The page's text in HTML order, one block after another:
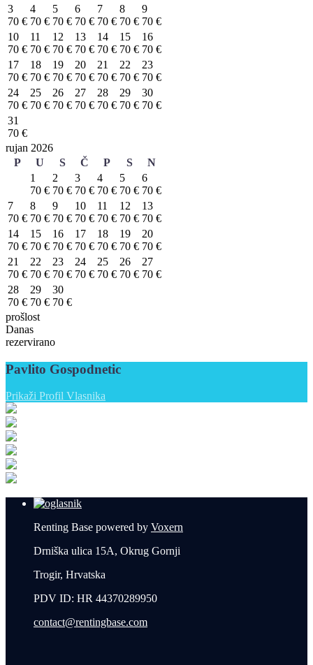
3
70 €
4
70 €
5
70 €
6
70 €
7
70 €
8
70 €
9
70 €
10
70 €
11
70 €
12
70 €
13
70 €
14
70 €
15
70 €
16
70 €
17
70 €
18
70 €
19
70 €
20
70 €
21
70 €
22
70 €
23
70 €
24
70 €
25
70 €
26
70 €
27
70 €
28
70 €
29
70 €
30
70 €
31
70 €
rujan 2026
P
U S Č P S
N
1
70 €
2
70 €
3
70 €
4
70 €
5
70 €
6
70 €
7
70 €
8
70 €
9
70 €
10
70 €
11
70 €
12
70 €
13
70 €
14
70 €
15
70 €
16
70 €
17
70 €
18
70 €
19
70 €
20
70 €
21
70 €
22
70 €
23
70 €
24
70 €
25
70 €
26
70 €
27
70 €
28
70 €
29
70 €
30
70 €
prošlost
Danas
rezervirano
Pavlito Gospodnetic
Prikaži Profil Vlasnika
Renting Base powered by Voxern
Drniška ulica 15A, Okrug Gornji
Trogir, Hrvatska
PDV ID: HR 44370289950
contact@rentingbase.com